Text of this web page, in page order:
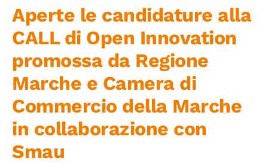
Piattaforma First
Piattaforma SmartCommunities
Aperte le candidature alla
CALL di Open Innovation
promossa da Regione
Marche e Camera di
Commercio della Marche
in collaborazione con
Smau